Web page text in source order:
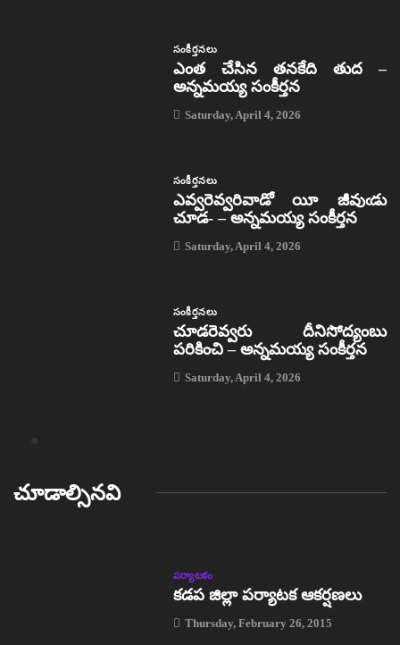
సంకీర్తనలు
ఎంత చేసిన తనకేది తుద –
అన్నమయ్య సంకీర్తన
Saturday, April 4, 2026
సంకీర్తనలు
ఎవ్వరెవ్వరివాడో యీ జీవుఁడు
చూడ- – అన్నమయ్య సంకీర్తన
Saturday, April 4, 2026
సంకీర్తనలు
చూడరెవ్వరు దీనిసోద్యంబు
పరికించి – అన్నమయ్య సంకీర్తన
Saturday, April 4, 2026
చూడాల్సినవి
పర్యాటకం
కడప జిల్లా పర్యాటక ఆకర్షణలు
Thursday, February 26, 2015